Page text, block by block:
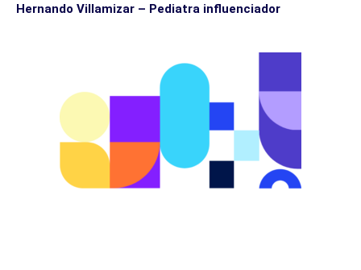
Hernando Villamizar – Pediatra influenciador